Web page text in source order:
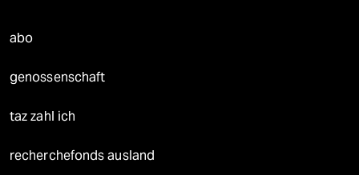
abo
genossenschaft
taz zahl ich
recherchefonds ausland